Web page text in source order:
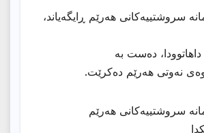
سروشتییەکانی هەرێم ڕایگەیاند،
داهاتوودا، دەست بە
نەوتی هەرێم دەکرێت.
سروشتییەکانی هەرێم